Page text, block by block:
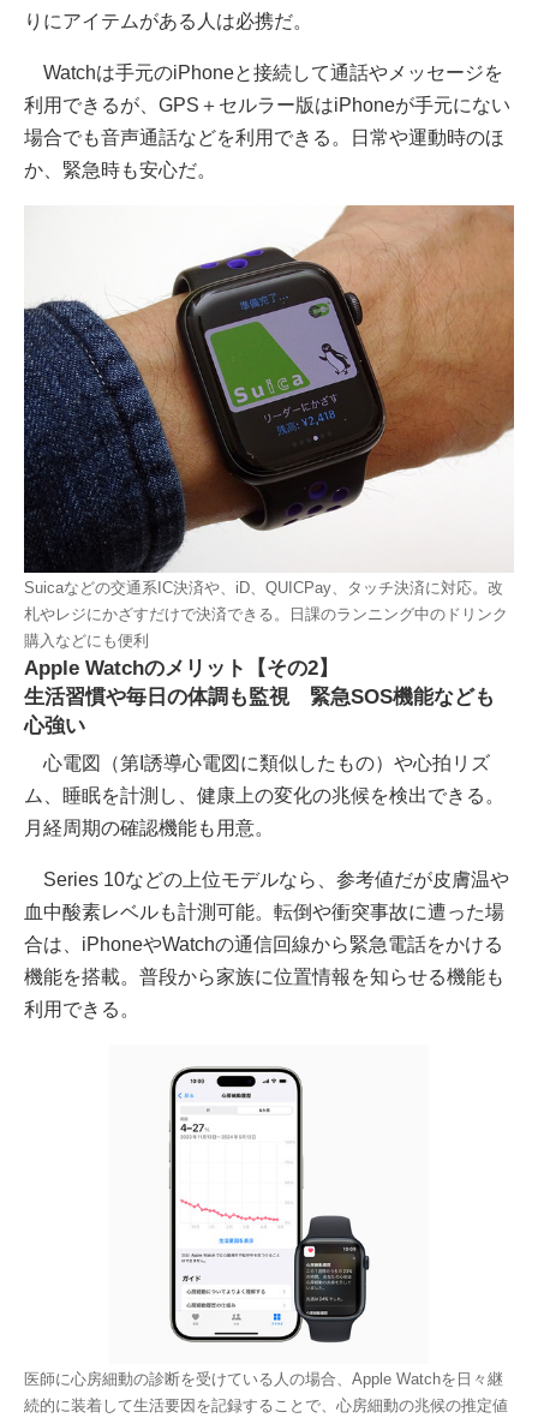
りにアイテムがある人は必携だ。
Watchは手元のiPhoneと接続して通話やメッセージを
利用できるが、GPS＋セルラー版はiPhoneが手元にない
場合でも音声通話などを利用できる。日常や運動時のほ
か、緊急時も安心だ。
Suicaなどの交通系IC決済や、iD、QUICPay、タッチ決済に対応。改
札やレジにかざすだけで決済できる。日課のランニング中のドリンク
購入などにも便利
Apple Watchのメリット【その2】
生活習慣や毎日の体調も監視 緊急SOS機能なども
心強い
心電図（第I誘導心電図に類似したもの）や心拍リズ
ム、睡眠を計測し、健康上の変化の兆候を検出できる。
月経周期の確認機能も用意。
Series 10などの上位モデルなら、参考値だが皮膚温や
血中酸素レベルも計測可能。転倒や衝突事故に遭った場
合は、iPhoneやWatchの通信回線から緊急電話をかける
機能を搭載。普段から家族に位置情報を知らせる機能も
利用できる。
医師に心房細動の診断を受けている人の場合、Apple Watchを日々継
続的に装着して生活要因を記録することで、心房細動の兆候の推定値